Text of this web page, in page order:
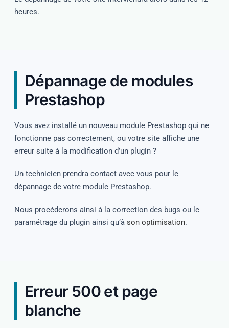
heures.
Dépannage de modules
Prestashop
Vous avez installé un nouveau module Prestashop qui ne
fonctionne pas correctement, ou votre site affiche une
erreur suite à la modification d’un plugin ?
Un technicien prendra contact avec vous pour le
dépannage de votre module Prestashop.
Nous procéderons ainsi à la correction des bugs ou le
paramétrage du plugin ainsi qu’à son optimisation.
Erreur 500 et page
blanche